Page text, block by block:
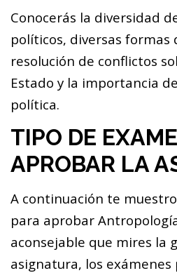
Conocerás la diversidad
políticos, diversas formas
resolución de conflictos
Estado y la importancia
política.
TIPO DE
APROBAR LA
A continuación te
para aprobar
aconsejable que mires la
asignatura, los